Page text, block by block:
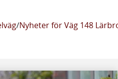
/Nyheter för Väg 148